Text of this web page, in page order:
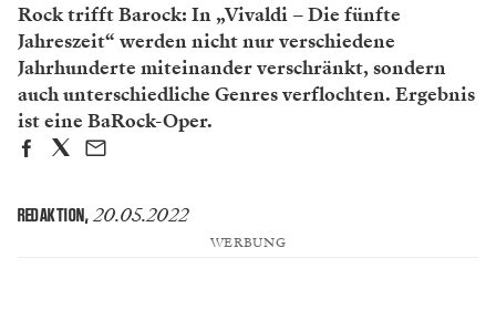
Rock trifft Barock: In „Vivaldi – Die fünfte
Jahreszeit“ werden nicht nur verschiedene
Jahrhunderte miteinander verschränkt, sondern
auch unterschiedliche Genres verflochten. Ergebnis
ist eine BaRock-Oper.
REDAKTION, 20.05.2022
WERBUNG